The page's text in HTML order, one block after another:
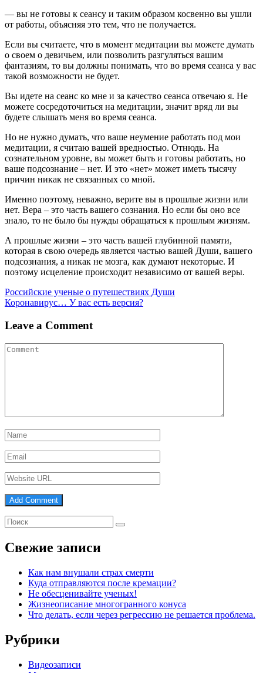
— вы не готовы к сеансу и таким образом косвенно вы ушли
от работы, объясняя это тем, что не получается.
Если вы считаете, что в момент медитации вы можете думать
о своем о девичьем, или позволить разгуляться вашим
фантазиям, то вы должны понимать, что во время сеанса у вас
такой возможности не будет.
Вы идете на сеанс ко мне и за качество сеанса отвечаю я. Не
можете сосредоточиться на медитации, значит вряд ли вы
будете слышать меня во время сеанса.
Но не нужно думать, что ваше неумение работать под мои
медитации, я считаю вашей вредностью. Отнюдь. На
сознательном уровне, вы может быть и готовы работать, но
ваше подсознание – нет. И это «нет» может иметь тысячу
причин никак не связанных со мной.
Именно поэтому, неважно, верите вы в прошлые жизни или
нет. Вера – это часть вашего сознания. Но если бы оно все
знало, то не было бы нужды обращаться к прошлым жизням.
А прошлые жизни – это часть вашей глубинной памяти,
которая в свою очередь является частью вашей Души, вашего
подсознания, а никак не мозга, как думают некоторые. И
поэтому исцеление происходит независимо от вашей веры.
Навигация
по
записям
Российские ученые о путешествиях Души
Коронавирус… У вас есть версия?
Leave a Comment
Свежие записи
Как нам внушали страх смерти
Куда отправляются после кремации?
Не обесценивайте ученых!
Жизнеописание многогранного конуса
Что делать, если через регрессию не решается проблема.
Рубрики
Видеозаписи